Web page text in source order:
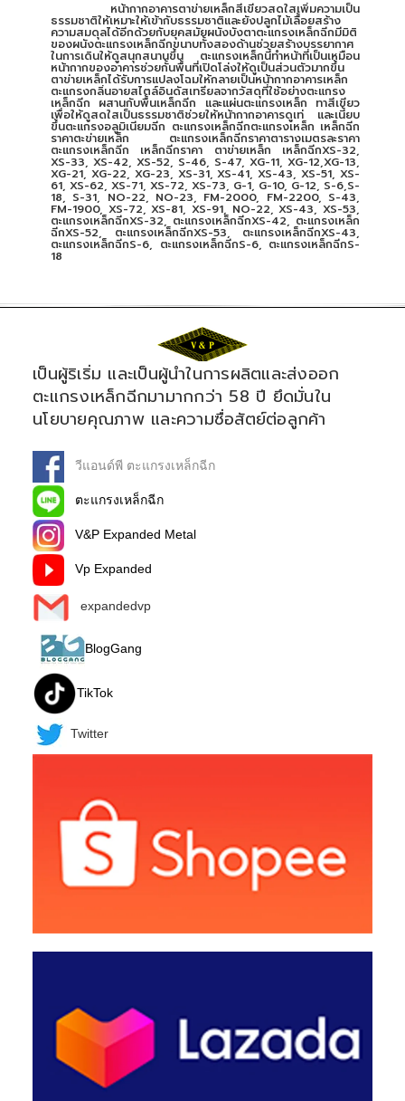
หน้ากากอาคารตาข่ายเหล็กสีเขียวสดใสเพิ่มความเป็น
ธรรมชาติให้เหมาะให้เข้ากับธรรมชาติและยังปลูกไม้เลื้อยสร้าง
ความสมดุลได้อีกด้วยกับยุคสมัยผนังบังตาตะแกรงเหล็กฉีกมีมิติ
ของผนังตะแกรงเหล็กฉีกขนาบทั้งสองด้านช่วยสร้างบรรยากาศ
ในการเดินให้ดูสนุกสนานขึ้น ตะแกรงเหล็กนี้ทำหน้าที่เป็นเหมือน
หน้ากากของอาคารช่วยกั้นพื้นที่เปิดโล่งให้ดูเป็นส่วนตัวมากขึ้น
ตาข่ายเหล็กได้รับการแปลงโฉมให้กลายเป็นหน้ากากอาคารเหล็ก
ตะแกรงกลิ่นอายสไตล์อินดัสเทรียลจากวัสดุที่ใช้อย่างตะแกรง
เหล็กฉีก ผสานกับพื้นเหล็กฉีก และแผ่นตะแกรงเหล็ก ทาสีเขียว
เพื่อให้ดูสดใสเป็นธรรมชาติช่วยให้หน้ากากอาคารดูเท่ และเนี้ยบ
ขึ้นตะแกรงอลูมิเนียมฉีก ตะแกรงเหล็กฉีกตะแกรงเหล็ก เหล็กฉีก
ราคาตะข่ายเหล็ก ตะแกรงเหล็กฉีกราคาตารางเมตรละราคา
ตะแกรงเหล็กฉีก เหล็กฉีกราคา ตาข่ายเหล็ก เหล็กฉีกXS-32,
XS-33, XS-42, XS-52, S-46, S-47, XG-11, XG-12,XG-13,
XG-21, XG-22, XG-23, XS-31, XS-41, XS-43, XS-51, XS-
61, XS-62, XS-71, XS-72, XS-73, G-1, G-10, G-12, S-6,S-
18, S-31, NO-22, NO-23, FM-2000, FM-2200, S-43,
FM-1900, XS-72, XS-81, XS-91, NO-22, XS-43, XS-53,
ตะแกรงเหล็กฉีกXS-32, ตะแกรงเหล็กฉีกXS-42, ตะแกรงเหล็ก
ฉีกXS-52, ตะแกรงเหล็กฉีกXS-53, ตะแกรงเหล็กฉีกXS-43,
ตะแกรงเหล็กฉีกS-6, ตะแกรงเหล็กฉีกS-6, ตะแกรงเหล็กฉีกS-
18
เป็นผู้ริเริ่ม และเป็นผู้นำในการผลิตและส่งออก
ตะแกรงเหล็กฉีกมามากกว่า 58 ปี ยึดมั่นใน
นโยบายคุณภาพ และความซื่อสัตย์ต่อลูกค้า
วีแอนด์พี ตะแกรงเหล็กฉีก
ตะแกรงเหล็กฉีก
V&P Expanded Metal
Vp Expanded
expandedvp
BlogGang
TikTok
Twitter